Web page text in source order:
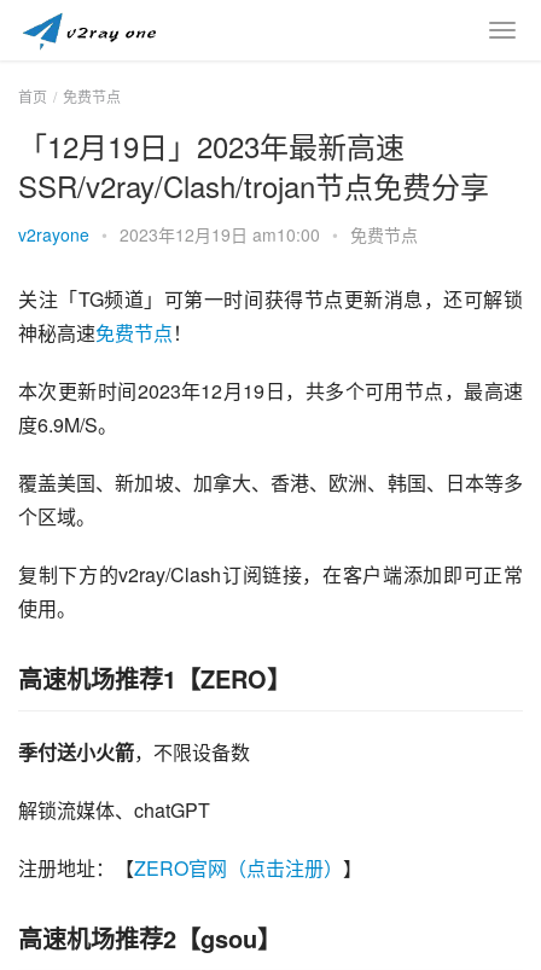
首页 免费节点
「12月19日」2023年最新高速
SSR/v2ray/Clash/trojan节点免费分享
v2rayone • 2023年12月19日 am10:00 • 免费节点
关注「TG频道」可第一时间获得节点更新消息，还可解锁
神秘高速免费节点！
本次更新时间2023年12月19日，共多个可用节点，最高速
度6.9M/S。
覆盖美国、新加坡、加拿大、香港、欧洲、韩国、日本等多
个区域。
复制下方的v2ray/Clash订阅链接，在客户端添加即可正常
使用。
高速机场推荐1【ZERO】
季付送小火箭，不限设备数
解锁流媒体、chatGPT
注册地址：【ZERO官网（点击注册） 】
高速机场推荐2【gsou】